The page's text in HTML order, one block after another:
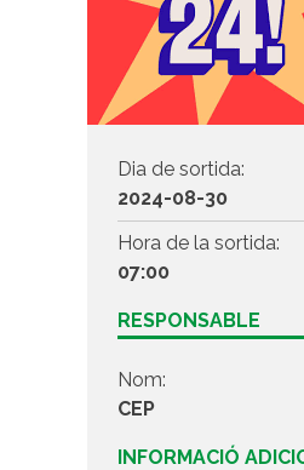
Dia de sortida:
2024-08-30
Hora de la sortida:
07:00
RESPONSABLE
Nom:
CEP
INFORMACIÓ